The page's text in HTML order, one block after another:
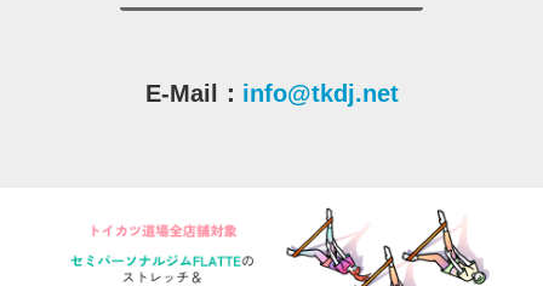
E-Mail： info@tkdj.net